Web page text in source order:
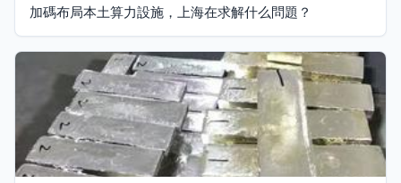
加碼布局本土算力設施，上海在求解什么問題？